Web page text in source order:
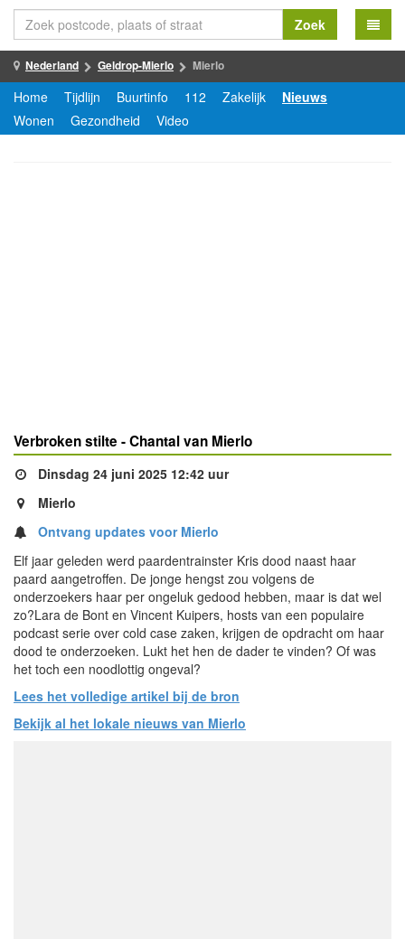
Zoek
Nederland Geldrop-Mierlo Mierlo
Home Tijdlijn Buurtinfo 112 Zakelijk
Nieuws
Wonen
Gezondheid Video
Verbroken stilte - Chantal van Mierlo
Dinsdag 24 juni 2025 12:42 uur
Mierlo
Ontvang updates voor Mierlo
Elf jaar geleden werd paardentrainster Kris dood naast haar
paard aangetroffen. De jonge hengst zou volgens de
onderzoekers haar per ongeluk gedood hebben, maar is dat wel
zo?Lara de Bont en Vincent Kuipers, hosts van een populaire
podcast serie over cold case zaken, krijgen de opdracht om haar
dood te onderzoeken. Lukt het hen de dader te vinden? Of was
het toch een noodlottig ongeval?
Lees het volledige artikel bij de bron
Bekijk al het lokale nieuws van Mierlo